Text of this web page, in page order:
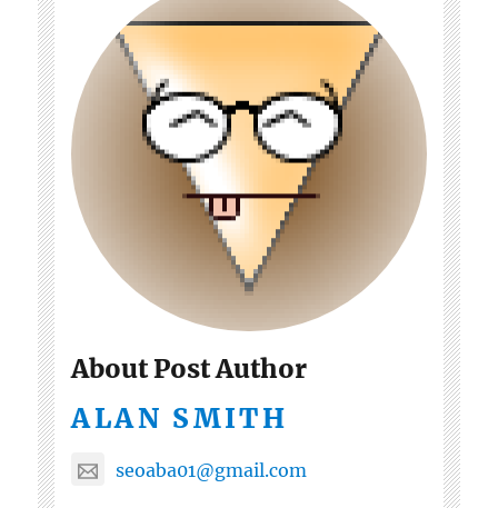
About Post Author
ALAN SMITH
seoaba01@gmail.com